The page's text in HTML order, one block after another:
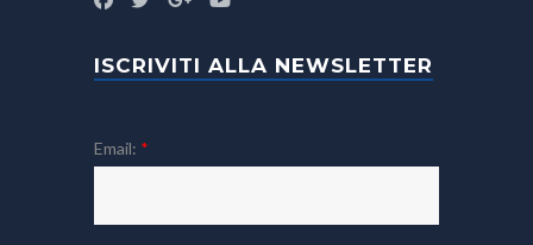
ISCRIVITI ALLA NEWSLETTER
Email: *